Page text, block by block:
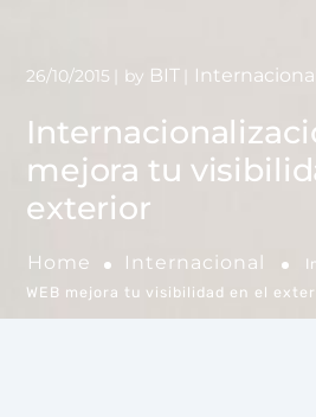
mejora tu
exterior
Home Internacional
WEB mejora tu visibilidad en el
26/10/2015 by BIT